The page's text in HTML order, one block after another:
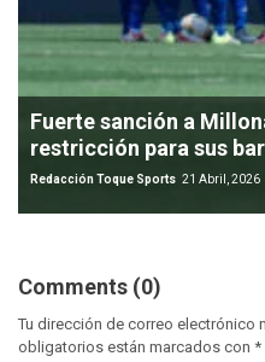
Fuerte sanción a
restricción para sus
Redacción Toque Sports 21 Abril, 2026
Comments (0)
Tu dirección de correo electrónico
obligatorios están marcados con *